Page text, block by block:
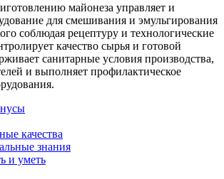
майонеза управляет и
для смешивания и эмульгирования
соблюдая рецептуру и технологические
качество сырья и готовой
санитарные условия производства,
и выполняет профилактическое
качества
знания
и уметь